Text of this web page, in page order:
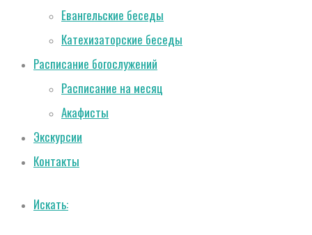
Евангельские беседы
Катехизаторские беседы
Расписание богослужений
Расписание на месяц
Акафисты
Экскурсии
Контакты
Искать: